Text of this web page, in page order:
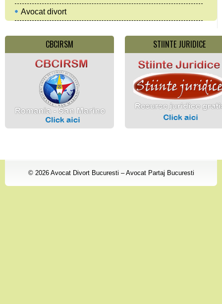
Avocat divort
CBCIRSM STIINTE JURIDICE
© 2026 Avocat Divort Bucuresti – Avocat Partaj Bucuresti